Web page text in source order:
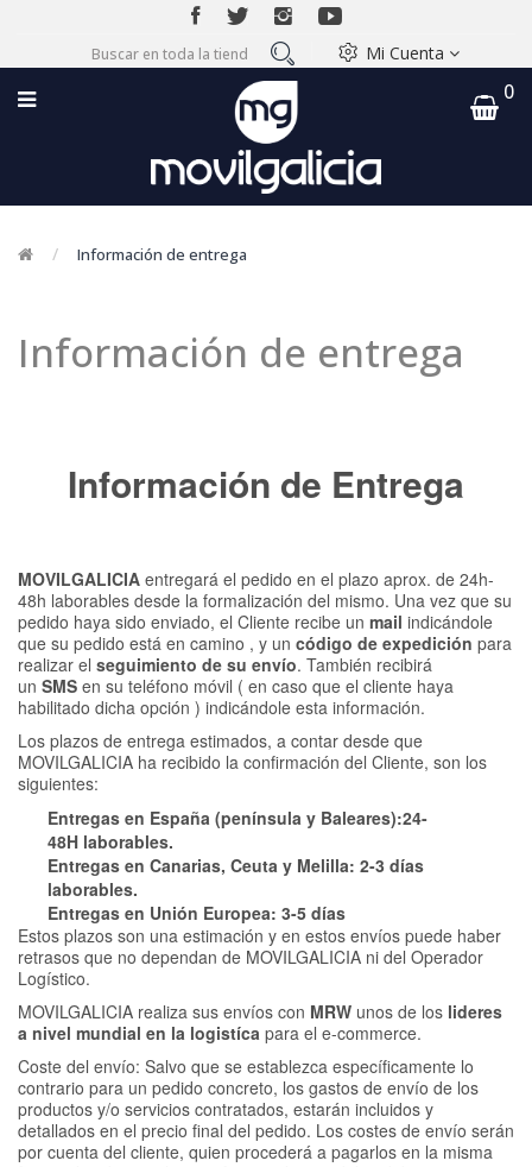
Mi Cuenta
0
Información de entrega
Información de entrega
Información de Entrega
MOVILGALICIA entregará el pedido en el plazo aprox. de 24h-
48h laborables desde la formalización del mismo. Una vez que su
pedido haya sido enviado, el Cliente recibe un mail indicándole
que su pedido está en camino , y un código de expedición para
realizar el seguimiento de su envío. También recibirá
un SMS en su teléfono móvil ( en caso que el cliente haya
habilitado dicha opción ) indicándole esta información.
Los plazos de entrega estimados, a contar desde que
MOVILGALICIA ha recibido la confirmación del Cliente, son los
siguientes:
Entregas en España (península y Baleares):24-
48H laborables.
Entregas en Canarias, Ceuta y Melilla: 2-3 días
laborables.
Entregas en Unión Europea: 3-5 días
Estos plazos son una estimación y en estos envíos puede haber
retrasos que no dependan de MOVILGALICIA ni del Operador
Logístico.
MOVILGALICIA realiza sus envíos con MRW unos de los lideres
a nivel mundial en la logistíca para el e-commerce.
Coste del envío: Salvo que se establezca específicamente lo
contrario para un pedido concreto, los gastos de envío de los
productos y/o servicios contratados, estarán incluidos y
detallados en el precio final del pedido. Los costes de envío serán
por cuenta del cliente, quien procederá a pagarlos en la misma